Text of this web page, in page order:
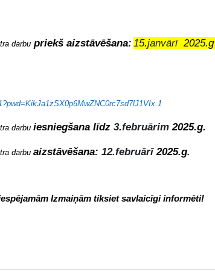
darbupriekš aizstāvēšana: 15.janvārī 2025.g
darbu iesniegšana līdz 3.februārim2025.g.
darbu aizstāvēšana: 12.februārī2025.g.
Izmaiņām tiksiet savlaicīgi informēti!